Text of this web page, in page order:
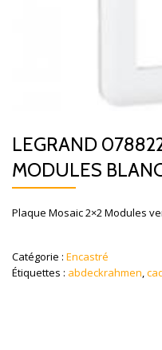
LEGRAND
MODULES
Plaque Mosaic 2×2 Modules
Catégorie : Encastré
Étiquettes : abdeckrahmen,